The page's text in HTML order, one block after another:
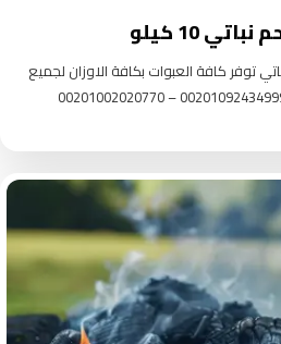
10 كيلو
توفر كافة العبوات بكافة الاوزان لجميع